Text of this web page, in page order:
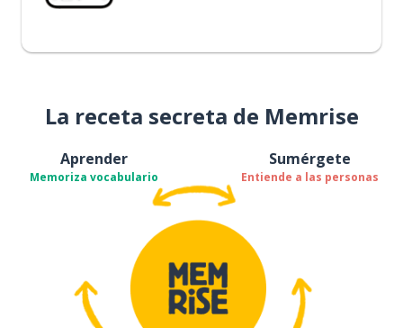
La receta secreta de Memrise
Aprender
Memoriza vocabulario
Sumérgete
Entiende a las personas